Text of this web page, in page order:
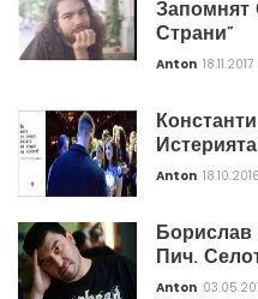
Запомнят
Страни”
Anton 18.11.2017
Anton 18.10.2016
Пич.
Anton